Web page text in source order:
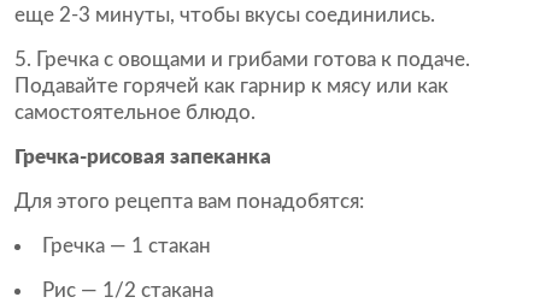
еще 2-3 минуты, чтобы вкусы соединились.
Гречка с овощами и грибами готова к подаче.
Подавайте горячей как гарнир к мясу или как
самостоятельное блюдо.
Гречка-рисовая запеканка
Для этого рецепта вам понадобятся:
Гречка — 1 стакан
Рис — 1/2 стакана